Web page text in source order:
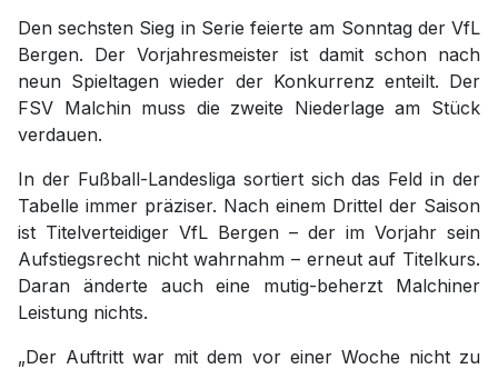
Den sechsten Sieg in Serie feierte am Sonntag der VfL
Bergen. Der Vorjahresmeister ist damit schon nach
neun Spieltagen wieder der Konkurrenz enteilt. Der
FSV Malchin muss die zweite Niederlage am Stück
verdauen.
In der Fußball-Landesliga sortiert sich das Feld in der
Tabelle immer präziser. Nach einem Drittel der Saison
ist Titelverteidiger VfL Bergen – der im Vorjahr sein
Aufstiegsrecht nicht wahrnahm – erneut auf Titelkurs.
Daran änderte auch eine mutig-beherzt Malchiner
Leistung nichts.
„Der Auftritt war mit dem vor einer Woche nicht zu